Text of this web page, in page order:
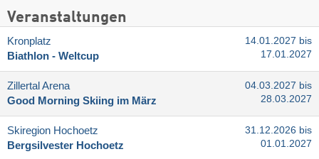
Veranstaltungen
Kronplatz
Biathlon - Weltcup
14.01.2027 bis
17.01.2027
Zillertal Arena
Good Morning Skiing im März
04.03.2027 bis
28.03.2027
Skiregion Hochoetz
Bergsilvester Hochoetz
31.12.2026 bis
01.01.2027